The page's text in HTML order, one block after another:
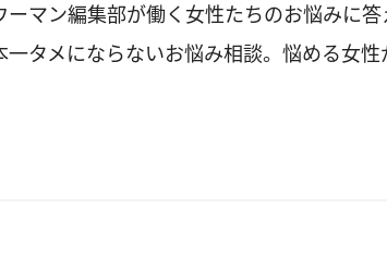
ーマン編集部が働く女性たちのお悩みに
一タメにならないお悩み相談。悩める女